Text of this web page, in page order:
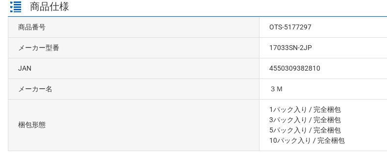
商品仕様
商品番号 OTS-5177297
メーカー型番 17033SN-2JP
JAN 4550309382810
メーカー名 ３Ｍ
梱包形態
1パック入り / 完全梱包
3パック入り / 完全梱包
5パック入り / 完全梱包
10パック入り / 完全梱包